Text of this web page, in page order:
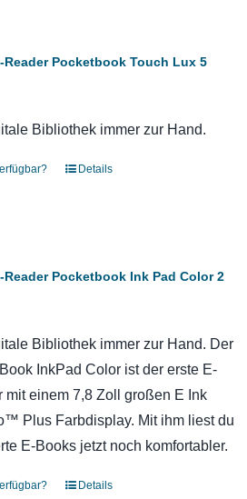
Reader Pocketbook Touch Lux 5
Bibliothek immer zur Hand.
Details
Reader Pocketbook Ink Pad Color 2
Bibliothek immer zur Hand. Der
InkPad Color ist der erste E-
mit einem 7,8 Zoll großen E Ink
Plus Farbdisplay. Mit ihm liest du
E-Books jetzt noch komfortabler.
Details